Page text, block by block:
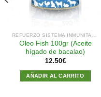
Oleo Fish 100gr (Aceite
hígado de bacalao)
12.50€
AÑADIR AL CARRITO